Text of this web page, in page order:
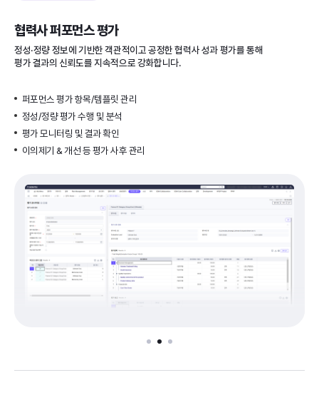
협력사 퍼포먼스 평가
정성·정량 정보에 기반한 객관적이고 공정한 협력사 성과 평가를 통해
평가 결과의 신뢰도를 지속적으로 강화합니다.
퍼포먼스 평가 항목/템플릿 관리
정성/정량 평가 수행 및 분석
평가 모니터링 및 결과 확인
이의제기 & 개선 등 평가 사후 관리